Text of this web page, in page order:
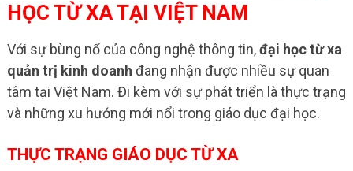
HỌC TỪ XA TẠI VIỆT NAM
Với sự bùng nổ của công nghệ thông tin,đại học từ xa
quản trị kinh doanh đang nhận được nhiều sự quan
tâm tại Việt Nam. Đi kèm với sự phát triển là thực trạng
và những xu hướng mới nổi trong giáo dục đại học.
THỰC TRẠNG GIÁO DỤC TỪ XA